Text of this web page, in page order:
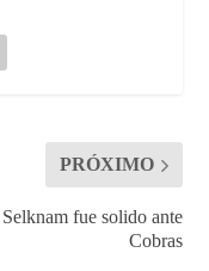
PRÓXIMO
Selknam fue solido ante
Cobras